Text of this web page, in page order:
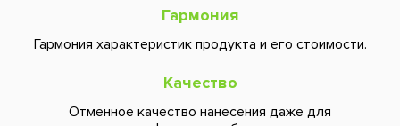
Гармония
Гармония характеристик продукта и его стоимости.
Качество
Отменное качество нанесения даже для